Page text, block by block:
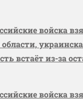
войска
встаёт из-за
войска